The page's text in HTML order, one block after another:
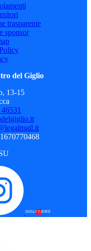
trasparente
sponsor
del Giglio
13-15